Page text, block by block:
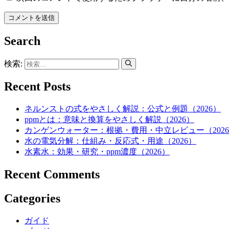
Search
検索:
Recent Posts
ネルンストの式をやさしく解説：公式と例題（2026）
ppmとは：意味と換算をやさしく解説（2026）
カンゲンウォーター：根拠・費用・中立レビュー（
水の電気分解：仕組み・反応式・用途（2026）
水素水：効果・研究・ppm濃度（2026）
Recent Comments
Categories
ガイド